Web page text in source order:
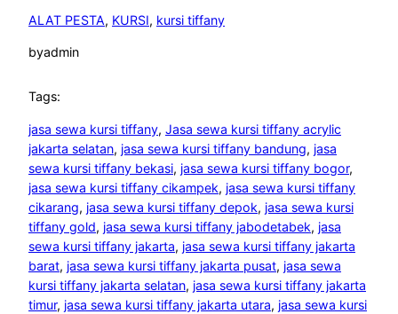
ALAT PESTA, KURSI, kursi tiffany
byadmin
Tags:
jasa sewa kursi tiffany, Jasa sewa kursi tiffany acrylic
jakarta selatan, jasa sewa kursi tiffany bandung, jasa
sewa kursi tiffany bekasi, jasa sewa kursi tiffany bogor
jasa sewa kursi tiffany cikampek, jasa sewa kursi tiffany
cikarang, jasa sewa kursi tiffany depok, jasa sewa kursi
tiffany gold, jasa sewa kursi tiffany jabodetabek, jasa
sewa kursi tiffany jakarta, jasa sewa kursi tiffany jakarta
barat, jasa sewa kursi tiffany jakarta pusat, jasa sewa
kursi tiffany jakarta selatan, jasa sewa kursi tiffany jakarta
timur, jasa sewa kursi tiffany jakarta utara, jasa sewa kursi